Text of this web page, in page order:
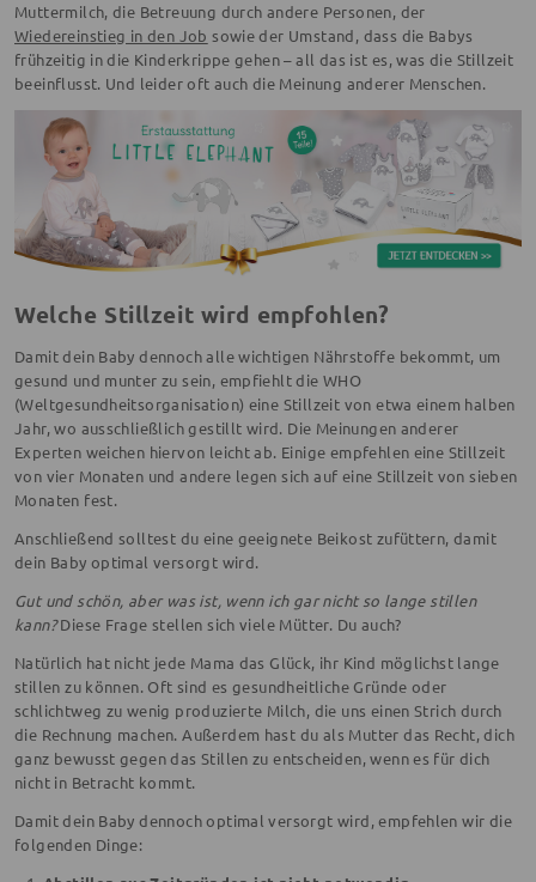
Muttermilch, die Betreuung durch andere Personen, der
Wiedereinstieg in den Job sowie der Umstand, dass die Babys
frühzeitig in die Kinderkrippe gehen – all das ist es, was die Stillzeit
beeinflusst. Und leider oft auch die Meinung anderer Menschen.
Welche Stillzeit wird empfohlen?
Damit dein Baby dennoch alle wichtigen Nährstoffe bekommt, um
gesund und munter zu sein, empfiehlt die WHO
(Weltgesundheitsorganisation) eine Stillzeit von etwa einem halben
Jahr, wo ausschließlich gestillt wird. Die Meinungen anderer
Experten weichen hiervon leicht ab. Einige empfehlen eine Stillzeit
von vier Monaten und andere legen sich auf eine Stillzeit von sieben
Monaten fest.
Anschließend solltest du eine geeignete Beikost zufüttern, damit
dein Baby optimal versorgt wird.
Gut und schön, aber was ist, wenn ich gar nicht so lange stillen
kann?Diese Frage stellen sich viele Mütter. Du auch?
Natürlich hat nicht jede Mama das Glück, ihr Kind möglichst lange
stillen zu können. Oft sind es gesundheitliche Gründe oder
schlichtweg zu wenig produzierte Milch, die uns einen Strich durch
die Rechnung machen. Außerdem hast du als Mutter das Recht, dich
ganz bewusst gegen das Stillen zu entscheiden, wenn es für dich
nicht in Betracht kommt.
Damit dein Baby dennoch optimal versorgt wird, empfehlen wir die
folgenden Dinge: